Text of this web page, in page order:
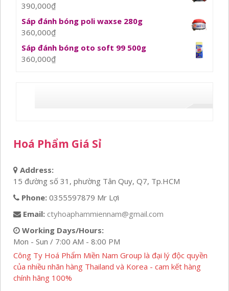
390,000₫
Sáp đánh bóng poli waxse 280g
360,000₫
Sáp đánh bóng oto soft 99 500g
360,000₫
Hoá Phẩm Giá Sỉ
Address:
15 đường số 31, phường Tân Quy, Q7, Tp.HCM
Phone: 0355597879 Mr Lợi
Email: ctyhoaphammiennam@gmail.com
Working Days/Hours:
Mon - Sun / 7:00 AM - 8:00 PM
Công Ty Hoá Phẩm Miền Nam Group là đại lý độc quyền
của nhiều nhãn hàng Thailand và Korea - cam kết hàng
chính hãng 100%